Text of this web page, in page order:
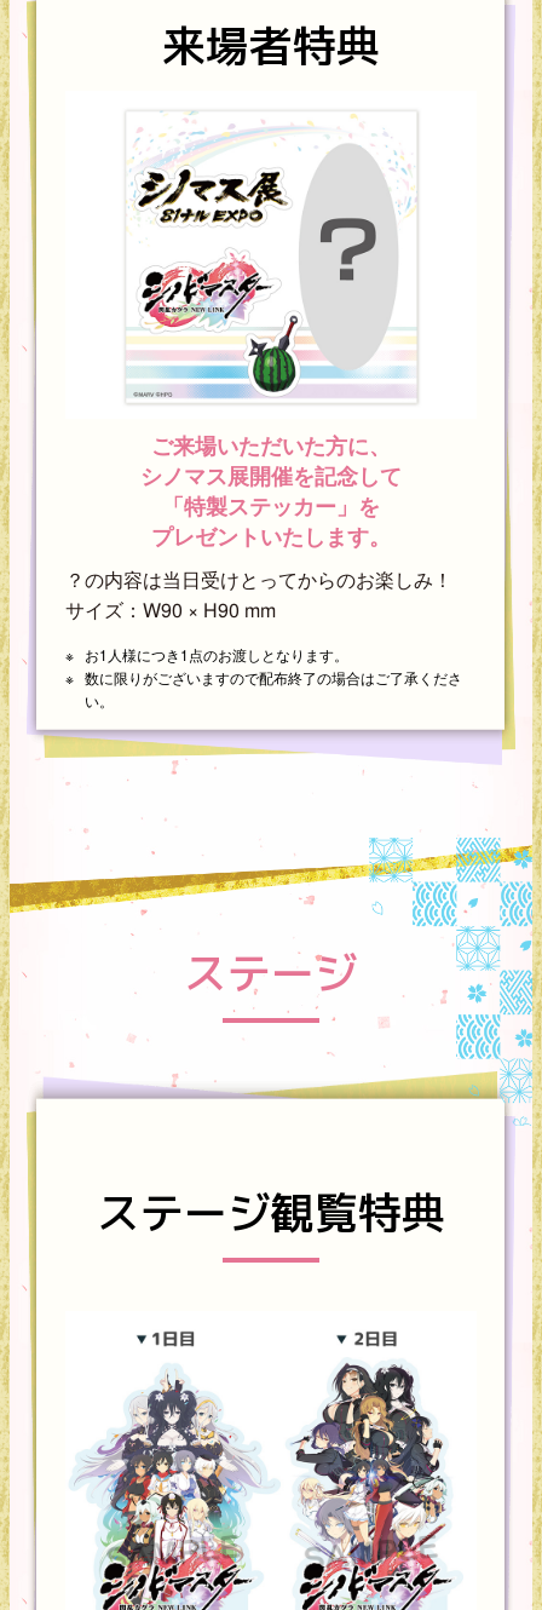
来場者特典
ご来場いただいた方に、
シノマス展開催を記念して
「特製ステッカー」を
プレゼントいたします。
？の内容は当日受けとってからのお楽しみ！
サイズ：W90 × H90 mm
お1人様につき1点のお渡しとなります。
数に限りがございますので配布終了の場合はご了承くださ
い。
ステージ
ステージ観覧特典